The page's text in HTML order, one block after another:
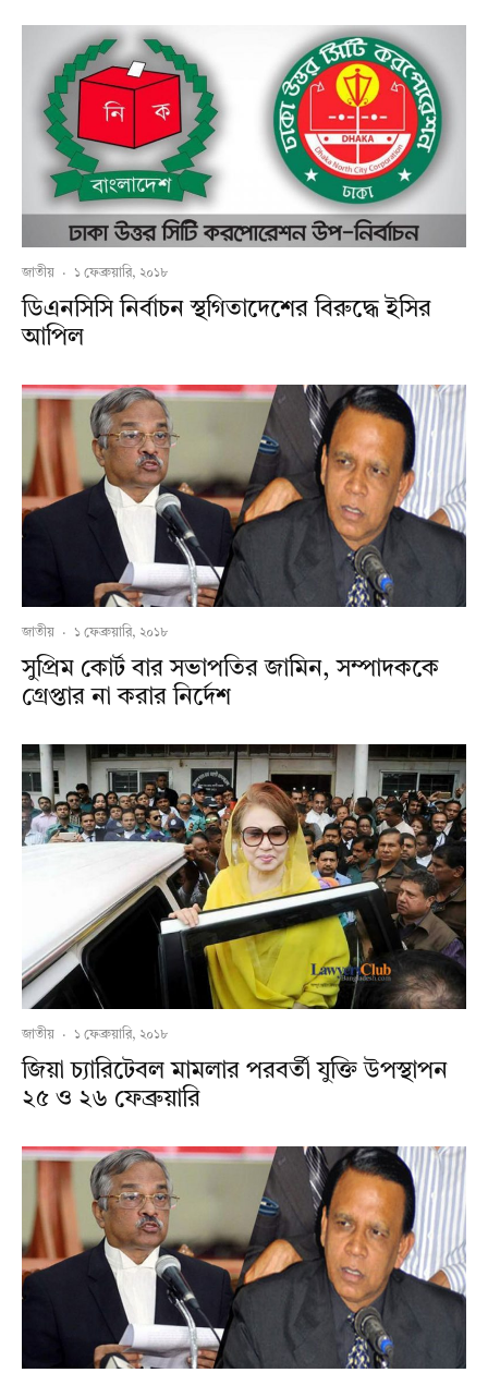
জাতীয় · ১ ফেব্রুয়ারি, ২০১৮
ডিএনসিসি নির্বাচন স্থগিতাদেশের বিরুদ্ধে ইসির
আপিল
জাতীয় · ১ ফেব্রুয়ারি, ২০১৮
সুপ্রিম কোর্ট বার সভাপতির জামিন, সম্পাদককে
গ্রেপ্তার না করার নির্দেশ
জাতীয় · ১ ফেব্রুয়ারি, ২০১৮
জিয়া চ্যারিটেবল মামলার পরবর্তী যুক্তি উপস্থাপন
২৫ ও ২৬ ফেব্রুয়ারি